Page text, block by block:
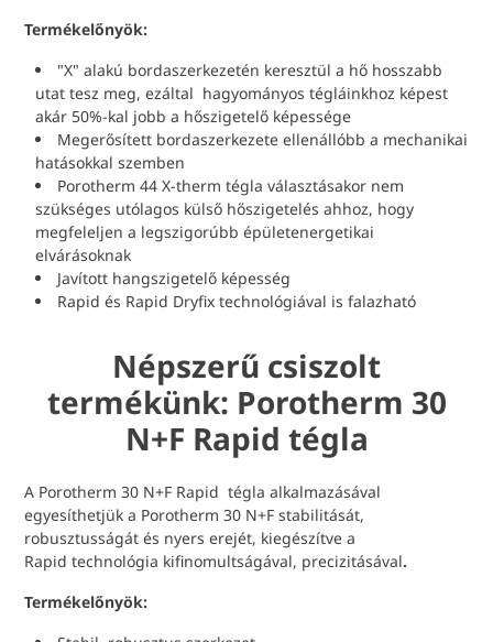
Termékelőnyök:
"X" alakú bordaszerkezetén keresztül a hő hosszabb
utat tesz meg, ezáltal hagyományos tégláinkhoz képest
akár 50%-kal jobb a hőszigetelő képessége
Megerősített bordaszerkezete ellenállóbb a mechanikai
hatásokkal szemben
Porotherm 44 X-therm tégla választásakor nem
szükséges utólagos külső hőszigetelés ahhoz, hogy
megfeleljen a legszigorúbb épületenergetikai
elvárásoknak
Javított hangszigetelő képesség
Rapid és Rapid Dryfix technológiával is falazható
Népszerű csiszolt
termékünk: Porotherm 30
N+F Rapid tégla
A Porotherm 30 N+F Rapid tégla alkalmazásával
egyesíthetjük a Porotherm 30 N+F stabilitását,
robusztusságát és nyers erejét, kiegészítve a
Rapid technológia kifinomultságával, precizitásával.
Termékelőnyök: